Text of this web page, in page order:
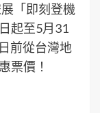
「即刻登機
起至5月31
前從台灣地
票價！